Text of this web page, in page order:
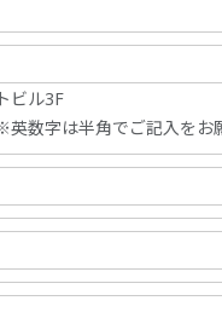
ビル3F
数字は半角でご記入をお